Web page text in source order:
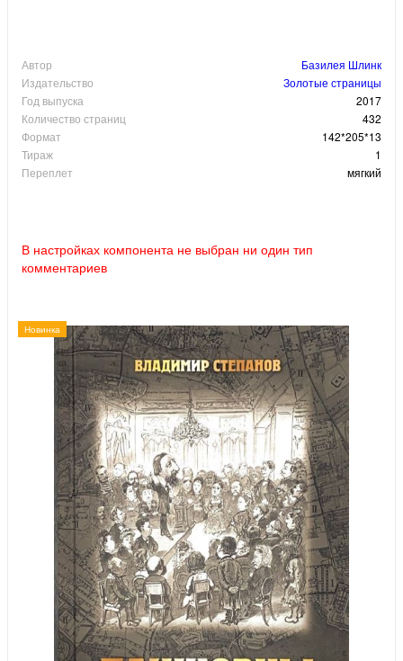
Автор
Базилея Шлинк
Издательство
Золотые страницы
Год выпуска
2017
Количество страниц
432
Формат
142*205*13
Тираж
1
Переплет
мягкий
В настройках компонента не выбран ни один тип
комментариев
Новинка